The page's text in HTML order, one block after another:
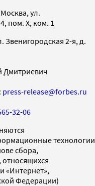
ул.
пом. X, ком. 1
Звенигородская 2-я, д.
Дмитриевич
press-release@forbes.ru
32-06
технологии
сбора,
относящихся
«Интернет»,
Федерации)